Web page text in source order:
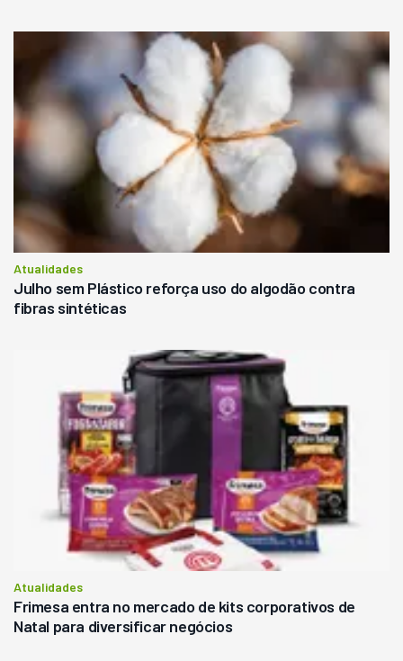
Atualidades
Julho sem Plástico reforça uso do algodão contra
fibras sintéticas
Atualidades
Frimesa entra no mercado de kits corporativos de
Natal para diversificar negócios